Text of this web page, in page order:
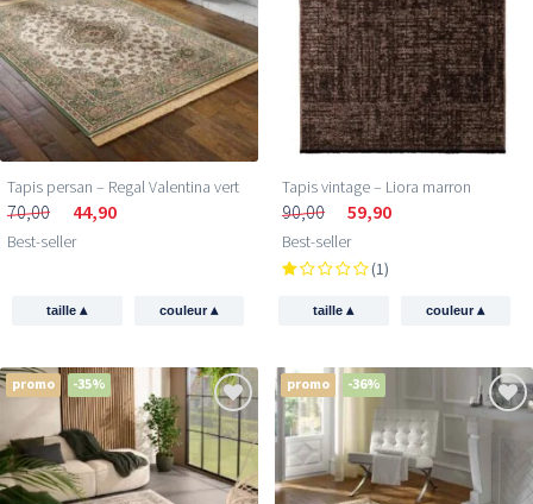
Tapis persan – Regal Valentina vert
70,00 44,90
Best-seller
taille▴ couleur▴
Tapis vintage – Liora marron
90,00 59,90
Best-seller
(1)
taille▴ couleur▴
promo -35% promo -36%